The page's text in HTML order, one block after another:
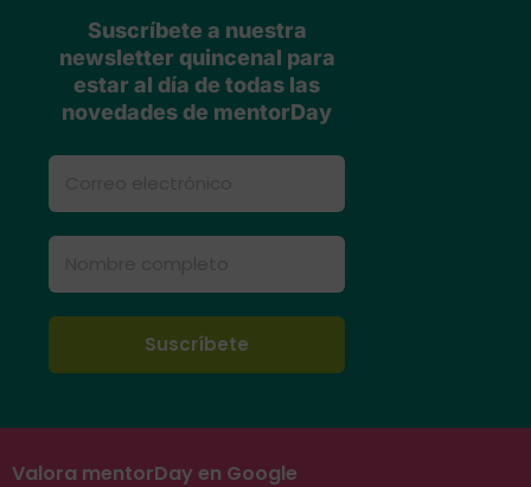
Suscríbete a nuestra
newsletter quincenal para
estar al día de todas las
novedades de mentorDay
Valora mentorDay en Google